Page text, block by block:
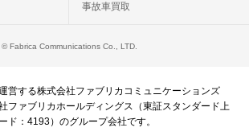
事故車買取
© Fabrica Communications Co., LTD.
営する株式会社ファブリカコミュニケーションズ
ファブリカホールディングス（東証スタンダード上
：4193）のグループ会社です。